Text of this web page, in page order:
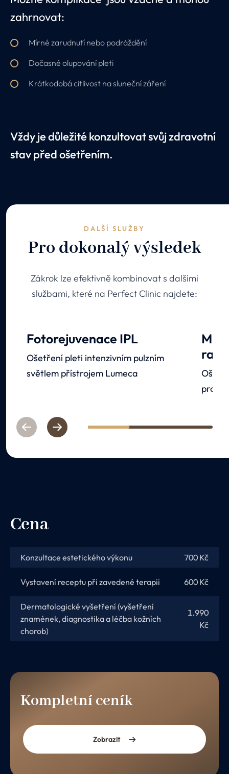
zahrnovat:
Mírné zarudnutí nebo podráždění
Dočasné olupování pleti
Krátkodobá citlivost na sluneční záření
Vždy je důležité konzultovat svůj zdravotní
stav před ošetřením.
DALŠÍ SLUŽBY
Pro dokonalý výsledek
Zákrok lze efektivně kombinovat s dalšími
službami, které na Perfect Clinic najdete:
Fotorejuvenace IPL
Ošetření pleti intenzivním pulzním
světlem přístrojem Lumeca
pro
PreviousNext 1 2 3
Cena
Konzultace estetického výkonu 700 Kč
Vystavení receptu při zavedené terapii 600 Kč
Dermatologické vyšetření (vyšetření
znamének, diagnostika a léčba kožních
chorob)
1.990
Kč
Kompletní ceník
Zobrazit